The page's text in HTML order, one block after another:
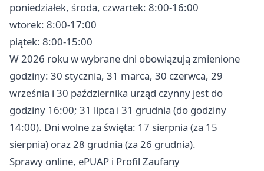
poniedziałek, środa, czwartek: 8:00-16:00
wtorek: 8:00-17:00
piątek: 8:00-15:00
W 2026 roku w wybrane dni obowiązują zmienione
godziny: 30 stycznia, 31 marca, 30 czerwca, 29
września i 30 października urząd czynny jest do
godziny 16:00; 31 lipca i 31 grudnia (do godziny
14:00). Dni wolne za święta: 17 sierpnia (za 15
sierpnia) oraz 28 grudnia (za 26 grudnia).
Sprawy online, ePUAP i Profil Zaufany